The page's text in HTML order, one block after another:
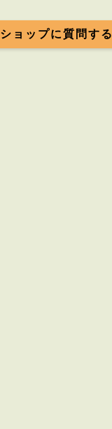
ショップに質問する